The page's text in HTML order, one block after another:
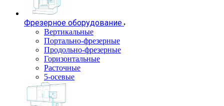
Фрезерное оборудование
Вертикальные
Портально-фрезерные
Продольно-фрезерные
Горизонтальные
Расточные
5-осевые